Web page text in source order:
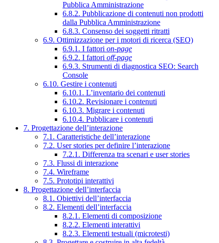
Pubblica Amministrazione
6.8.2. Pubblicazione di contenuti non prodotti
dalla Pubblica Amministrazione
6.8.3. Consenso dei soggetti ritratti
6.9. Ottimizzazione per i motori di ricerca (SEO)
6.9.1. I fattori on-page
6.9.2. I fattori off-page
6.9.3. Strumenti di diagnostica SEO: Search
Console
6.10. Gestire i contenuti
6.10.1. L’inventario dei contenuti
6.10.2. Revisionare i contenuti
6.10.3. Migrare i contenuti
6.10.4. Pubblicare i contenuti
7. Progettazione dell’interazione
7.1. Caratteristiche dell’interazione
7.2. User stories per definire l’interazione
7.2.1. Differenza tra scenari e user stories
7.3. Flussi di interazione
7.4. Wireframe
7.5. Prototipi interattivi
8. Progettazione dell’interfaccia
8.1. Obiettivi dell’interfaccia
8.2. Elementi dell’interfaccia
8.2.1. Elementi di composizione
8.2.2. Elementi interattivi
8.2.3. Elementi testuali (microtesti)